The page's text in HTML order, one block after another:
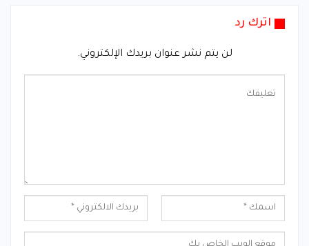
اترك رد
لن يتم نشر عنوان بريدك الإلكتروني.